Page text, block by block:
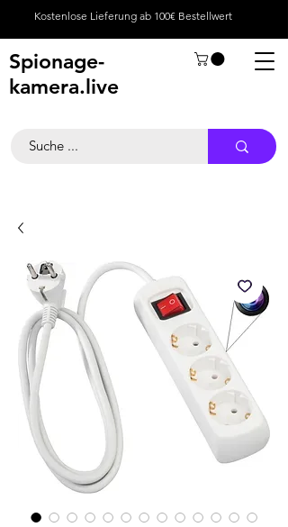
Kostenlose Lieferung ab 100€ Bestellwert
Spionage-
kamera.live